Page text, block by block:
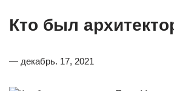
Кто был
— декабрь. 17, 2021